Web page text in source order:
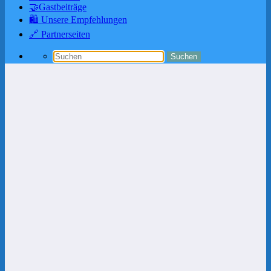
🤝Gastbeiträge
🛍️ Unsere Empfehlungen
🔗 Partnerseiten